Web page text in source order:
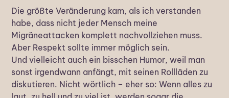
Die größte Veränderung kam, als ich verstanden
habe, dass nicht jeder Mensch meine
Migräneattacken komplett nachvollziehen muss.
Aber Respekt sollte immer möglich sein.
Und vielleicht auch ein bisschen Humor, weil man
sonst irgendwann anfängt, mit seinen Rollläden zu
diskutieren. Nicht wörtlich – eher so: Wenn alles zu